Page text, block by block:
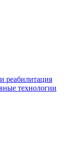
реабилитация
технологии